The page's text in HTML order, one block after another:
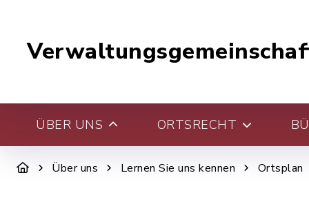
ÜBER UNS ORTSRECHT
Über uns Lernen Sie uns kennen Ortsplan